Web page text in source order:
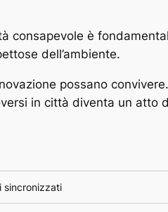
è
dell’ambiente.
possano
in città diventa un atto
sincronizzati